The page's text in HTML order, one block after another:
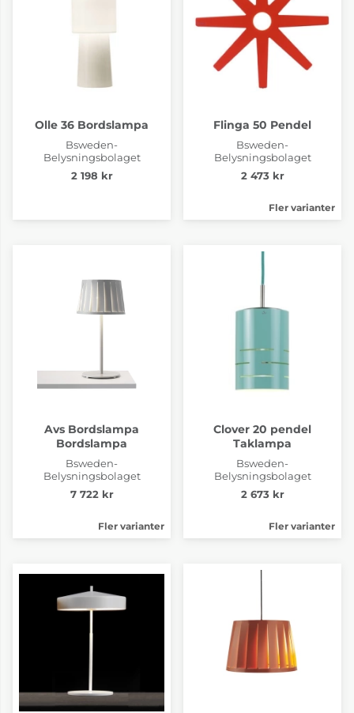
Olle 36 Bordslampa
Bsweden-
Belysningsbolaget
2 198 kr
Flinga 50 Pendel
Bsweden-
Belysningsbolaget
2 473 kr
Fler varianter
Avs Bordslampa
Bordslampa
Bsweden-
Belysningsbolaget
7 722 kr
Fler varianter
Clover 20 pendel
Taklampa
Bsweden-
Belysningsbolaget
2 673 kr
Fler varianter